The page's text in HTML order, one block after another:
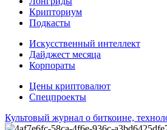
Крипториум
Подкасты
Искусственный интеллект
Дайджест месяца
Корпораты
Цены криптовалют
Спецпроекты
Культовый журнал о биткоине,